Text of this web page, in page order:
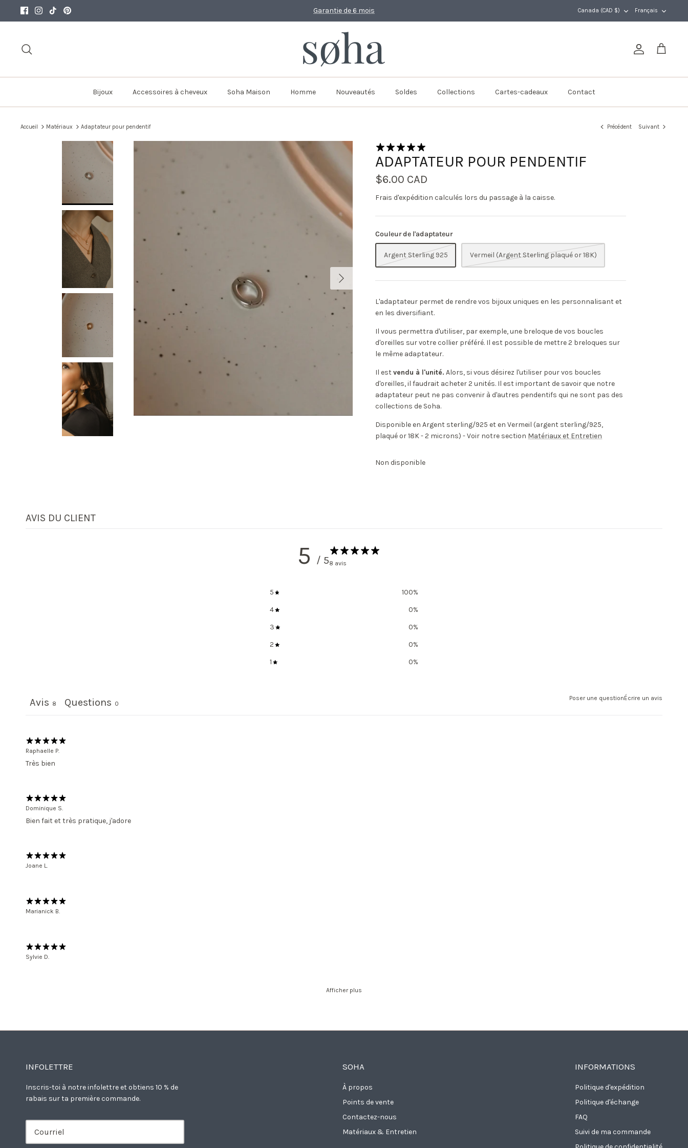
Passer
Garantie de 6 mois DEVISE
Canada (CAD $) LANGUE
Français
Compte
Panier
Bijoux Accessoires à cheveux Soha Maison Homme Nouveautés Soldes Collections Cartes-cadeaux Contact
Accueil Matériaux Adaptateur pour pendentif Précédent Suivant
ADAPTATEUR POUR PENDENTIF
$6.00 CAD
Frais d'expédition calculés lors du passage à la caisse.
Couleur de l'adaptateur
Argent Sterling 925 Vermeil (Argent Sterling plaqué or 18K)
L'adaptateur permet de rendre vos bijoux uniques en les personnalisant et
en les diversifiant.
Il vous permettra d'utiliser, par exemple, une breloque de vos boucles
d'oreilles sur votre collier préféré. Il est possible de mettre 2 breloques sur
le même adaptateur.
Il estvendu à l'unité. Alors, si vous désirez l'utiliser pour vos boucles
d'oreilles, il faudrait acheter 2 unités. Il est important de savoir que notre
adaptateur peut ne pas convenir à d'autres pendentifs qui ne sont pas des
collections de Soha.
Disponible en Argent sterling/925 et en Vermeil (argent sterling/925,
plaqué or 18K - 2 microns) - Voir notre section Matériaux et Entretien
Non disponible
AVIS DU CLIENT
5 / 58 avis
5 100%
4
0%
3
0%
2
0%
1
0%
Poser une questionÉcrire un avis
Avis 8 Questions 0
Raphaelle P.
Très bien
Dominique S.
Bien fait et très pratique, j'adore
Joane L.
Marianick B.
Sylvie D.
Afficher plus
INFOLETTRE
Inscris-toi à notre infolettre et obtiens 10 % de
rabais sur ta première commande.
SOHA
À propos
Points de vente
Contactez-nous
Matériaux & Entretien
INFORMATIONS
Politique d'expédition
Politique d'échange
FAQ
Suivi de ma commande